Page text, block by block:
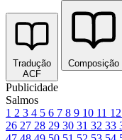
Tradução
ACF
Composição
Publicidade
Salmos
1 2 3 4 5 6 7 8 9 10 11 12
26 27 28 29 30 31 32 33